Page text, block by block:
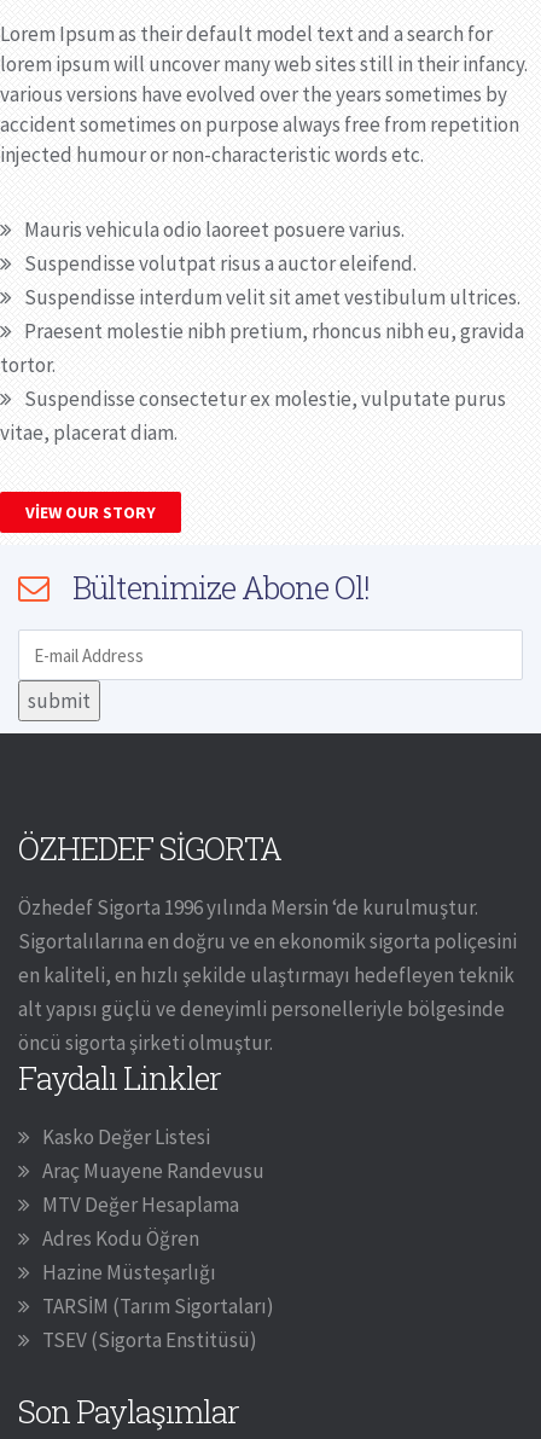
Lorem Ipsum as their default model text and a search for
lorem ipsum will uncover many web sites still in their infancy.
various versions have evolved over the years sometimes by
accident sometimes on purpose always free from repetition
injected humour or non-characteristic words etc.
Mauris vehicula odio laoreet posuere varius.
Suspendisse volutpat risus a auctor eleifend.
Suspendisse interdum velit sit amet vestibulum ultrices.
Praesent molestie nibh pretium, rhoncus nibh eu, gravida
tortor.
Suspendisse consectetur ex molestie, vulputate purus
vitae, placerat diam.
VIEW OUR STORY
Bültenimize Abone Ol!
ÖZHEDEF SİGORTA
Özhedef Sigorta 1996 yılında Mersin ‘de kurulmuştur.
Sigortalılarına en doğru ve en ekonomik sigorta poliçesini
en kaliteli, en hızlı şekilde ulaştırmayı hedefleyen teknik
alt yapısı güçlü ve deneyimli personelleriyle bölgesinde
öncü sigorta şirketi olmuştur.
Faydalı Linkler
Kasko Değer Listesi
Araç Muayene Randevusu
MTV Değer Hesaplama
Adres Kodu Öğren
Hazine Müsteşarlığı
TARSİM (Tarım Sigortaları)
TSEV (Sigorta Enstitüsü)
Son Paylaşımlar